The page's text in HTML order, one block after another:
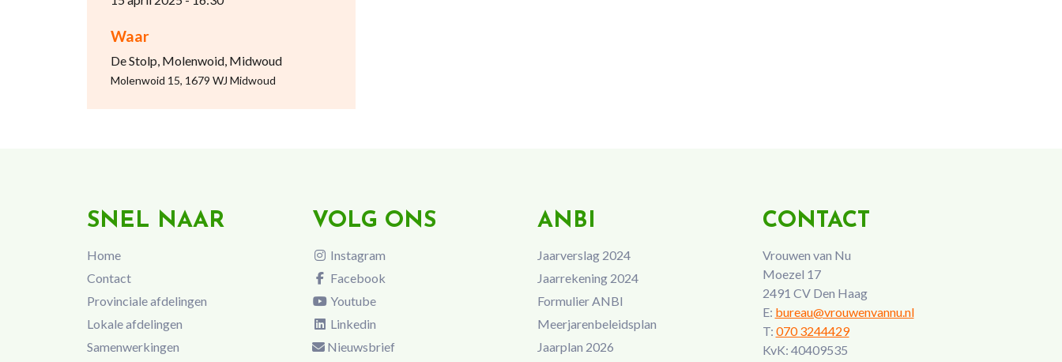
Waar
De Stolp, Molenwoid, Midwoud
Molenwoid 15, 1679 WJ Midwoud
SNEL NAAR
Home
Contact
Provinciale afdelingen
Lokale afdelingen
Samenwerkingen
VOLG ONS
Instagram
Facebook
Youtube
Linkedin
Nieuwsbrief
ANBI
Jaarverslag 2024
Jaarrekening 2024
Formulier ANBI
Meerjarenbeleidsplan
Jaarplan 2026
CONTACT
Vrouwen van Nu
Moezel 17
2491 CV Den Haag
E: bureau@vrouwenvannu.nl
T: 070 3244429
KvK: 40409535